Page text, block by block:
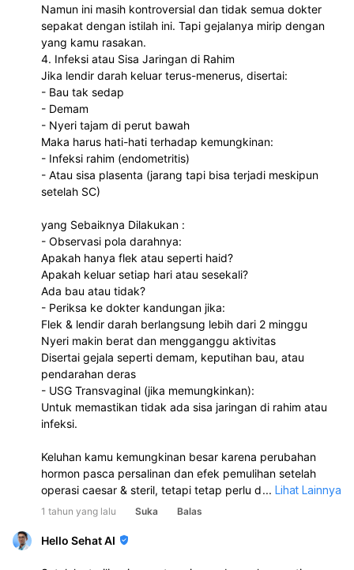
Namun ini masih kontroversial dan tidak semua dokter
sepakat dengan istilah ini. Tapi gejalanya mirip dengan
yang kamu rasakan.
4. Infeksi atau Sisa Jaringan di Rahim
Jika lendir darah keluar terus-menerus, disertai:
- Bau tak sedap
- Demam
- Nyeri tajam di perut bawah
Maka harus hati-hati terhadap kemungkinan:
- Infeksi rahim (endometritis)
- Atau sisa plasenta (jarang tapi bisa terjadi meskipun
setelah SC)
yang Sebaiknya Dilakukan :
- Observasi pola darahnya:
Apakah hanya flek atau seperti haid?
Apakah keluar setiap hari atau sesekali?
Ada bau atau tidak?
- Periksa ke dokter kandungan jika:
Flek & lendir darah berlangsung lebih dari 2 minggu
Nyeri makin berat dan mengganggu aktivitas
Disertai gejala seperti demam, keputihan bau, atau
pendarahan deras
- USG Transvaginal (jika memungkinkan):
Untuk memastikan tidak ada sisa jaringan di rahim atau
infeksi.
Keluhan kamu kemungkinan besar karena perubahan
hormon pasca persalinan dan efek pemulihan setelah
operasi caesar & steril, tetapi tetap perlu diwaspadai
kemungkinan infeksi atau gangguan rahim bila keluhan
... Lihat Lainnya
1 tahun yang lalu Suka Balas
Hello Sehat AI